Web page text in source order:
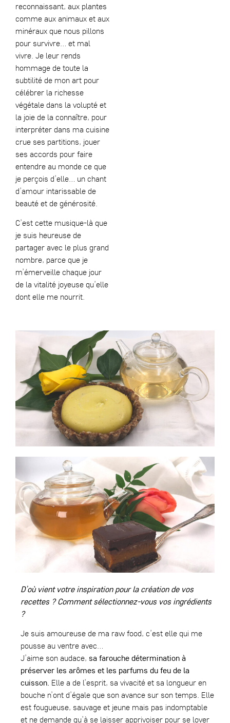
reconnaissant, aux plantes
comme aux animaux et aux
minéraux que nous pillons
pour survivre… et mal
vivre. Je leur rends
hommage de toute la
subtilité de mon art pour
célébrer la richesse
végétale dans la volupté et
la joie de la connaître, pour
interpréter dans ma cuisine
crue ses partitions, jouer
ses accords pour faire
entendre au monde ce que
je perçois d’elle… un chant
d’amour intarissable de
beauté et de générosité.
C’est cette musique-là que
je suis heureuse de
partager avec le plus grand
nombre, parce que je
m’émerveille chaque jour
de la vitalité joyeuse qu’elle
dont elle me nourrit.
D’où vient votre inspiration pour la création de vos
recettes ? Comment sélectionnez-vous vos ingrédients
?
Je suis amoureuse de ma raw food, c’est elle qui me
pousse au ventre avec…
J’aime son audace, sa farouche détermination à
préserver les arômes et les parfums du feu de la
cuisson. Elle a de l’esprit, sa vivacité et sa longueur en
bouche n’ont d’égale que son avance sur son temps. Elle
est fougueuse, sauvage et jeune mais pas indomptable
et ne demande qu’à se laisser apprivoiser pour se lover